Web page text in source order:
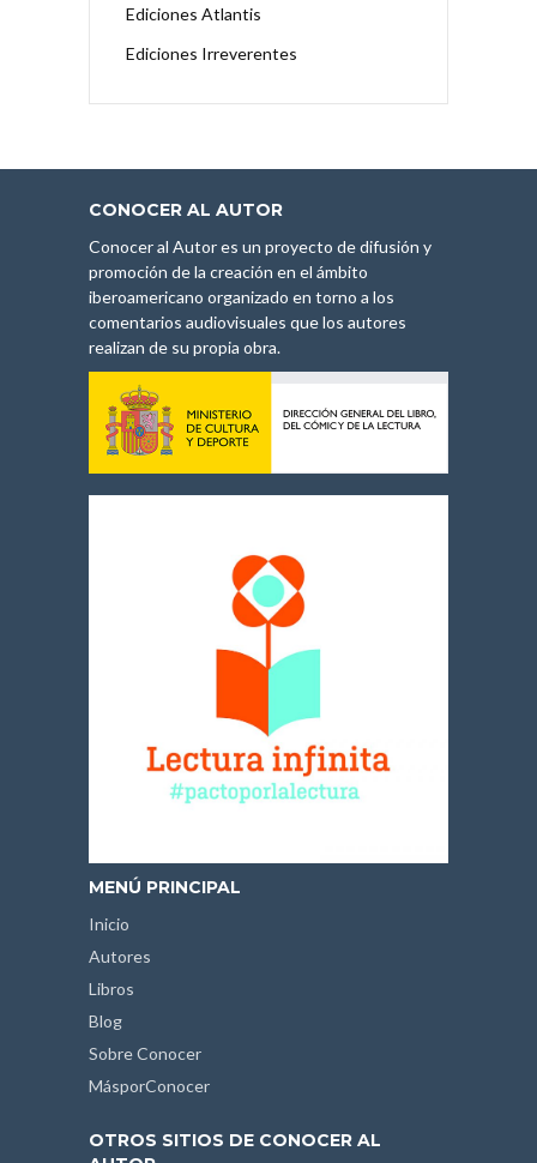
Ediciones Atlantis
Ediciones Irreverentes
CONOCER AL AUTOR
Conocer al Autor es un proyecto de difusión y
promoción de la creación en el ámbito
iberoamericano organizado en torno a los
comentarios audiovisuales que los autores
realizan de su propia obra.
MENÚ PRINCIPAL
Inicio
Autores
Libros
Blog
Sobre Conocer
MásporConocer
OTROS SITIOS DE CONOCER AL